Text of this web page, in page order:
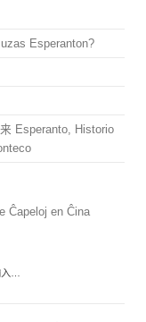
Esperanton?
Esperanto, Historio
Ĉapeloj en Ĉina
…